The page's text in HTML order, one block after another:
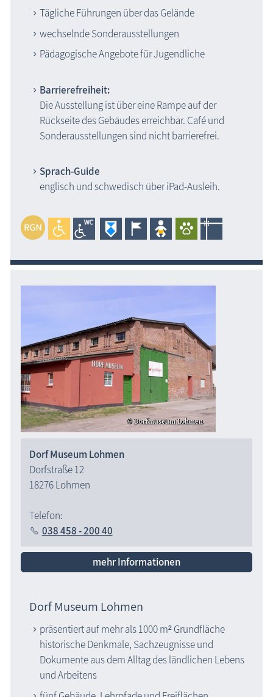
Tägliche Führungen über das Gelände
wechselnde Sonderausstellungen
Pädagogische Angebote für Jugendliche
Barrierefreiheit:
Die Ausstellung ist über eine Rampe auf der
Rückseite des Gebäudes erreichbar. Café und
Sonderausstellungen sind nicht barrierefrei.
Sprach-Guide
englisch und schwedisch über iPad-Ausleih.
Dorf Museum Lohmen
Dorfstraße 12
18276 Lohmen
Telefon:
038 458 - 200 40
mehr Informationen
Dorf Museum Lohmen
präsentiert auf mehr als 1000 m² Grundfläche
historische Denkmale, Sachzeugnisse und
Dokumente aus dem Alltag des ländlichen Lebens
und Arbeitens